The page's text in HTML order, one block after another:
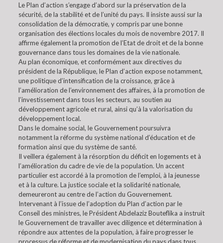
Le Plan d’action s’engage d’abord sur la préservation de la
sécurité, de la stabilité et de l’unité du pays. Il insiste aussi sur la
consolidation de la démocratie, y compris par une bonne
organisation des élections locales du mois de novembre 2017. Il
affirme également la promotion de l’Etat de droit et de la bonne
gouvernance dans tous les domaines de la vie nationale.
Au plan économique, et conformément aux directives du
président de la République, le Plan d’action expose notamment,
une politique d’intensification de la croissance, grâce à
l’amélioration de l’environnement des affaires, à la promotion de
l’investissement dans tous les secteurs, au soutien au
développement agricole et rural, ainsi qu’à la valorisation du
développement local.
Dans le domaine social, le Gouvernement poursuivra
notamment la réforme du système national d’éducation et de
formation ainsi que du système de santé.
Il veillera également à la résorption du déficit en logements et à
l’amélioration du cadre de vie de la population. Un accent
particulier est accordé à la promotion de l’emploi, à la jeunesse
et à la culture. La justice sociale et la solidarité nationale,
demeureront au centre de l’action du Gouvernement.
Intervenant à l’issue de l’adoption du Plan d’action par le
Conseil des ministres, le Président Abdelaziz Bouteflika a instruit
le Gouvernement de travailler avec diligence et détermination à
répondre aux attentes de la population, à faire progresser le